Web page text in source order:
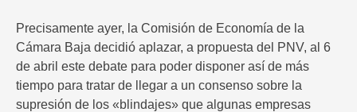
Precisamente ayer, la Comisión de Economía de la
Cámara Baja decidió aplazar, a propuesta del PNV, al 6
de abril este debate para poder disponer así de más
tiempo para tratar de llegar a un consenso sobre la
supresión de los «blindajes» que algunas empresas